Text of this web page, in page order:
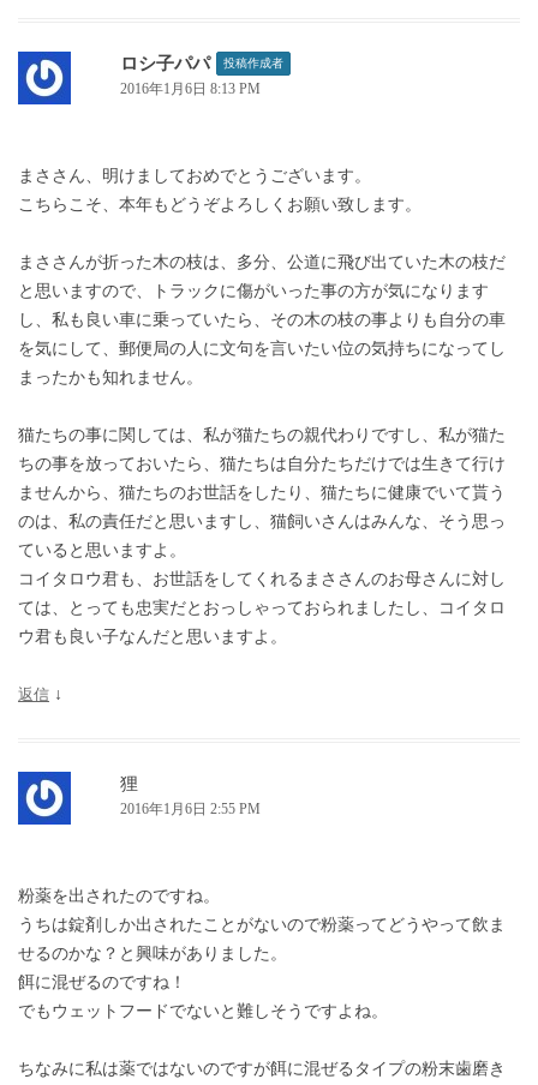
ロシ子パパ 投稿作成者
2016年1月6日 8:13 PM
まささん、明けましておめでとうございます。
こちらこそ、本年もどうぞよろしくお願い致します。
まささんが折った木の枝は、多分、公道に飛び出ていた木の枝だ
と思いますので、トラックに傷がいった事の方が気になります
し、私も良い車に乗っていたら、その木の枝の事よりも自分の車
を気にして、郵便局の人に文句を言いたい位の気持ちになってし
まったかも知れません。
猫たちの事に関しては、私が猫たちの親代わりですし、私が猫た
ちの事を放っておいたら、猫たちは自分たちだけでは生きて行け
ませんから、猫たちのお世話をしたり、猫たちに健康でいて貰う
のは、私の責任だと思いますし、猫飼いさんはみんな、そう思っ
ていると思いますよ。
コイタロウ君も、お世話をしてくれるまささんのお母さんに対し
ては、とっても忠実だとおっしゃっておられましたし、コイタロ
ウ君も良い子なんだと思いますよ。
返信 ↓
狸
2016年1月6日 2:55 PM
粉薬を出されたのですね。
うちは錠剤しか出されたことがないので粉薬ってどうやって飲ま
せるのかな？と興味がありました。
餌に混ぜるのですね！
でもウェットフードでないと難しそうですよね。
ちなみに私は薬ではないのですが餌に混ぜるタイプの粉末歯磨き